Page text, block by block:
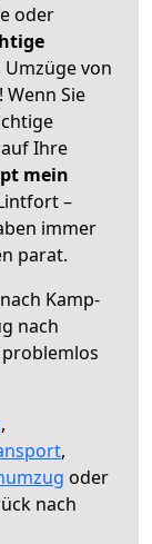
oder
von
Sie
Ihre
mein
–
immer
parat.
Kamp-
nach
,
,
oder
nach